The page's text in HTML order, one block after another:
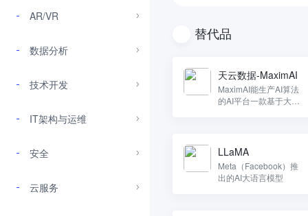
AR/VR
数据分析
技术开发
IT架构与运维
安全
云服务
替代品
天云数据-MaximAI
MaximAI能生产AI算法
的AI平台一款基于大数
LLaMA
Meta（Facebook）推
出的AI大语言模型